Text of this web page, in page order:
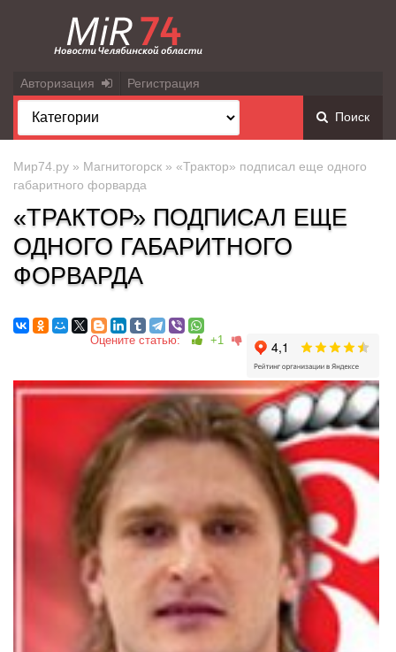
Авторизация Регистрация
Поиск
Мир74.ру » Магнитогорск » «Трактор» подписал еще одного
габаритного форварда
«ТРАКТОР» ПОДПИСАЛ ЕЩЕ
ОДНОГО ГАБАРИТНОГО
ФОРВАРДА
Оцените статью: +1